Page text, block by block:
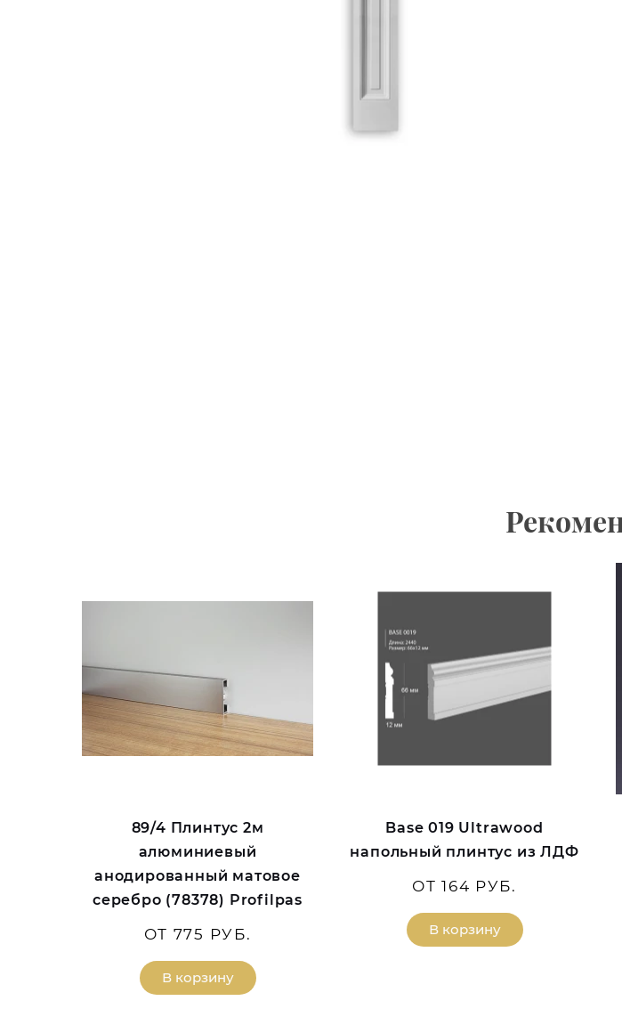
89/4 Плинтус 2м
алюминиевый
анодированный матовое
серебро (78378) Profilpas
ОТ 775 РУБ.
В корзину
Base 019 Ultrawood
напольный плинтус из ЛДФ
ОТ 164 РУБ.
В корзину